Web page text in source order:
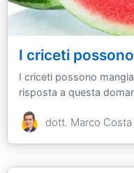
I criceti
I criceti possono
risposta a questa
dott. Marco Costa